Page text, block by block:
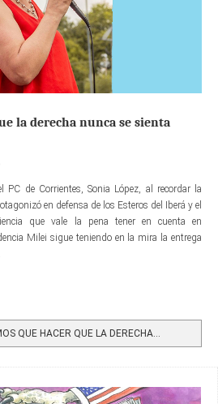
la derecha nunca se sienta
PC de Corrientes, Sonia López, al recordar la
en defensa de los Esteros del Iberá y el
que vale la pena tener en cuenta en
Milei sigue teniendo en la mira la entrega
QUE HACER QUE LA DERECHA...